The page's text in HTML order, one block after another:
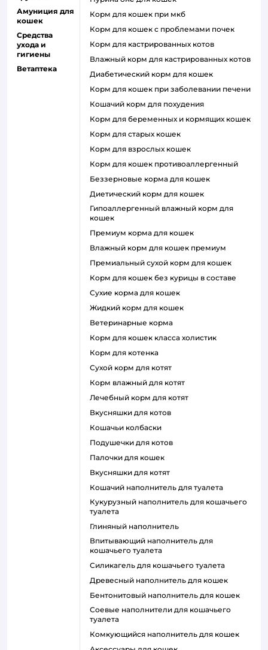
Амуниция для
кошек
Средства
ухода и
гигиены
Ветаптека
корм для кошек при мкб
корм для кошек с проблемами почек
Корм для кастрированных котов
влажный корм для кастрированных котов
диабетический корм для кошек
корм для кошек при заболевании печени
кошачий корм для похудения
корм для беременных и кормящих кошек
корм для старых кошек
корм для взрослых кошек
корм для кошек противоаллергенный
беззерновые корма для кошек
диетический корм для кошек
гипоаллергенный влажный корм для
кошек
премиум корма для кошек
влажный корм для кошек премиум
премиальный сухой корм для кошек
корм для кошек без курицы в составе
сухие корма для кошек
жидкий корм для кошек
ветеринарные корма
корм для кошек класса холистик
корм для котенка
сухой корм для котят
корм влажный для котят
лечебный корм для котят
вкусняшки для котов
кошачьи колбаски
подушечки для котов
палочки для кошек
вкусняшки для котят
кошачий наполнитель для туалета
кукурузный наполнитель для кошачьего
туалета
глиняный наполнитель
впитывающий наполнитель для
кошачьего туалета
силикагель для кошачьего туалета
древесный наполнитель для кошек
бентонитовый наполнитель для кошек
соевые наполнители для кошачьего
туалета
комкующийся наполнитель для кошек